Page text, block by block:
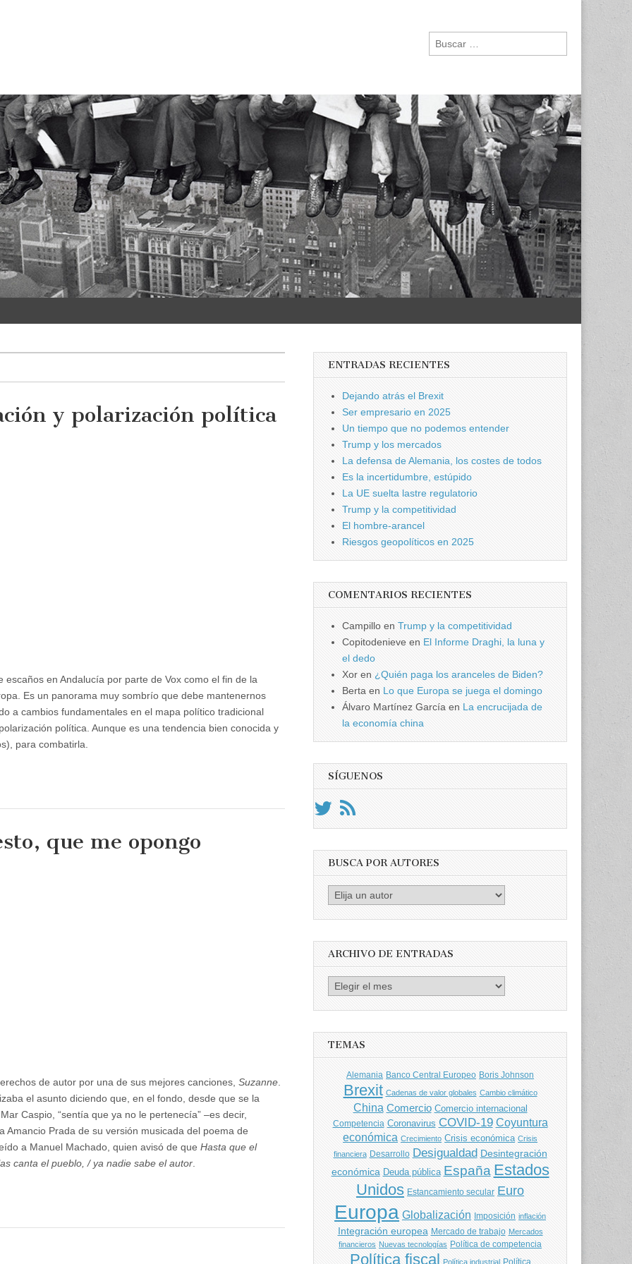
Buscar:
y polarización política
en Andalucía por parte de Vox como el fin de la
Es un panorama muy sombrío que debe mantenernos
a cambios fundamentales en el mapa político tradicional
política. Aunque es una tendencia bien conocida y
para combatirla.
que me opongo
de autor por una de sus mejores canciones, Suzanne
el asunto diciendo que, en el fondo, desde que se la
Caspio, “sentía que ya no le pertenecía” –es decir,
Prada de su versión musicada del poema de
a Manuel Machado, quien avisó de que Hasta que el
canta el pueblo, / ya nadie sabe el autor
ENTRADAS RECIENTES
Dejando atrás el Brexit
Ser empresario en 2025
Un tiempo que no podemos entender
Trump y los mercados
La defensa de Alemania, los costes de todos
Es la incertidumbre, estúpido
La UE suelta lastre regulatorio
Trump y la competitividad
El hombre-arancel
Riesgos geopolíticos en 2025
COMENTARIOS RECIENTES
Campillo enTrump y la competitividad
Copitodenieve en El Informe Draghi, la luna y
el dedo
Xor en ¿Quién paga los aranceles de Biden?
Berta en Lo que Europa se juega el domingo
Álvaro Martínez García en La encrucijada de
la economía china
SÍGUENOS
BUSCA POR AUTORES
Busca
por
ARCHIVO DE ENTRADAS
Archivo
TEMAS
Alemania Banco Central Europeo Boris Johnson
Brexit Cadenas de valor globales Cambio climático
China Comercio Comercio internacional
Competencia Coronavirus COVID-19 Coyuntura
económica Crecimiento Crisis económica Crisis
financiera Desarrollo Desigualdad Desintegración
económica Deuda pública España Estados
Unidos Estancamiento secular Euro
Europa Globalización Imposición inflación
Integración europea Mercado de trabajo Mercados
financieros Nuevas tecnologías Política de competencia
Política fiscal Política industrial Política